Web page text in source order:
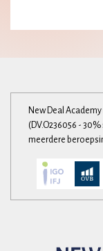
New Deal
(DV.O236056 -
meerdere